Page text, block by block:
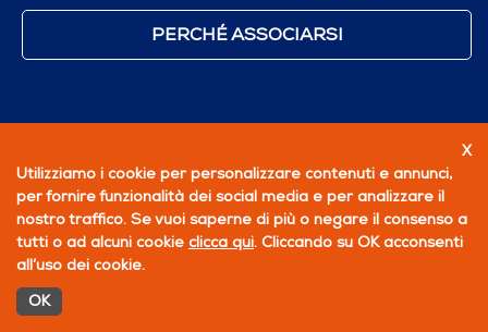
PERCHÉ ASSOCIARSI
X
Utilizziamo i cookie per personalizzare contenuti e annunci,
per fornire funzionalità dei social media e per analizzare il
nostro traffico. Se vuoi saperne di più o negare il consenso a
tutti o ad alcuni cookie clicca qui. Cliccando su OK acconsenti
all’uso dei cookie.
OK